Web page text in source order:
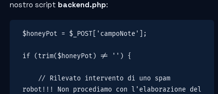
nostro script backend.php:
$honeyPot = $_POST['campoNote'];
if (trim($honeyPot) != '') {
robot!!! Non procediamo con l'elaborazione del